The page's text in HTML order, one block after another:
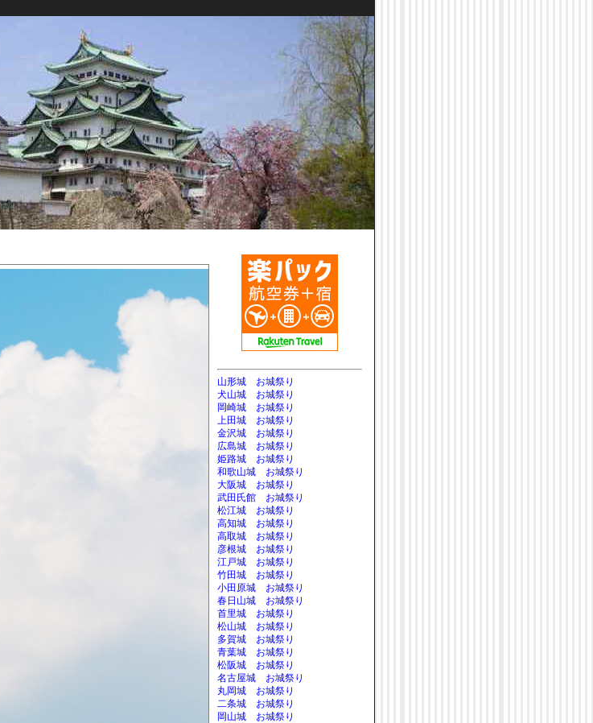
山形城 お城祭り
犬山城 お城祭り
岡崎城 お城祭り
上田城 お城祭り
金沢城 お城祭り
広島城 お城祭り
姫路城 お城祭り
和歌山城 お城祭り
大阪城 お城祭り
武田氏館 お城祭り
松江城 お城祭り
高知城 お城祭り
高取城 お城祭り
彦根城 お城祭り
江戸城 お城祭り
竹田城 お城祭り
小田原城 お城祭り
春日山城 お城祭り
首里城 お城祭り
松山城 お城祭り
多賀城 お城祭り
青葉城 お城祭り
松阪城 お城祭り
名古屋城 お城祭り
丸岡城 お城祭り
二条城 お城祭り
岡山城 お城祭り